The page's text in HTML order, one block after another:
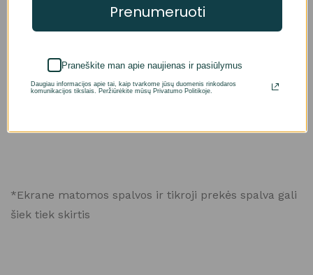
*Ekrane matomos spalvos ir tikroji prekės spalva gali
šiek tiek skirtis
Prenumeruoti
Praneškite man apie naujienas ir pasiūlymus
Daugiau informacijos apie tai, kaip tvarkome jūsų duomenis rinkodaros
komunikacijos tikslais. Peržiūrėkite mūsų Privatumo Politikoje.